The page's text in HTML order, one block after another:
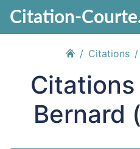
Citation-
Citations
Bernard